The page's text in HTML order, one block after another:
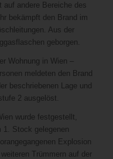
auf andere Bereiche des
bekämpft den Brand im
Aus der
geborgen.
Wohnung in Wien –
meldeten den Brand
beschriebenen Lage und
2 ausgelöst.
wurde festgestellt,
1. Stock gelegenen
Explosion
Trümmern auf der